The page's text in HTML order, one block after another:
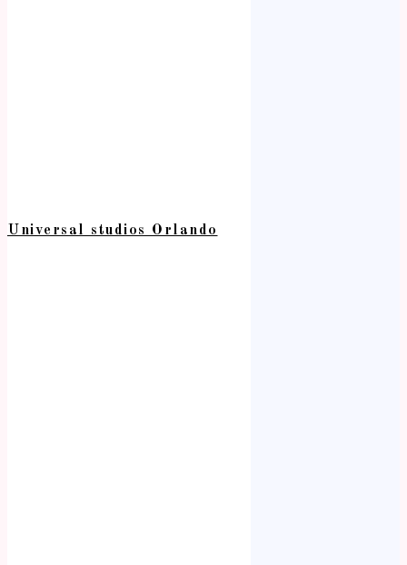
Universal studios Orlando